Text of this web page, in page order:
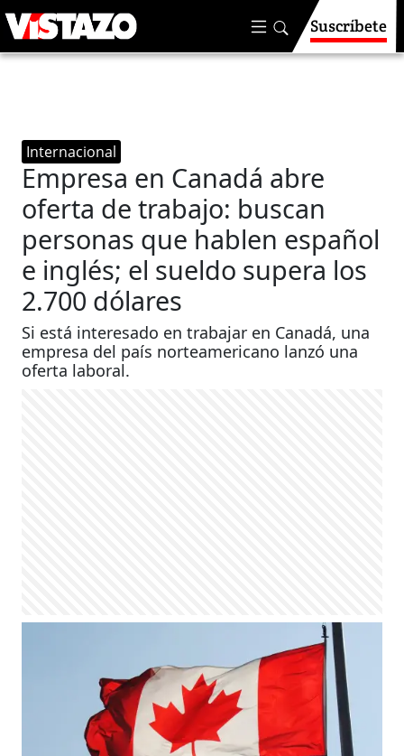
Suscríbete
Internacional
Empresa en Canadá abre
oferta de trabajo: buscan
personas que hablen español
e inglés; el sueldo supera los
2.700 dólares
Si está interesado en trabajar en Canadá, una
empresa del país norteamericano lanzó una
oferta laboral.